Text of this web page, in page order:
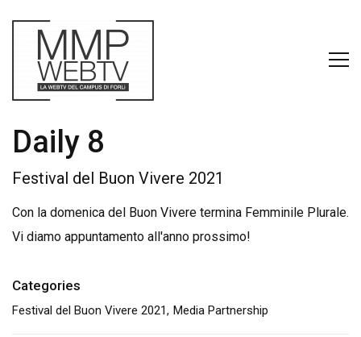
Daily 8
Festival del Buon Vivere 2021
Con la domenica del Buon Vivere termina Femminile Plurale.
Vi diamo appuntamento all'anno prossimo!
Categories
Festival del Buon Vivere 2021 Media Partnership